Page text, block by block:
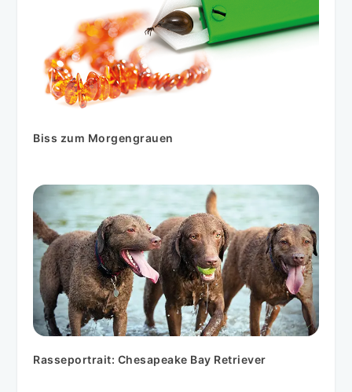
Biss zum Morgengrauen
Rasseportrait: Chesapeake Bay Retriever